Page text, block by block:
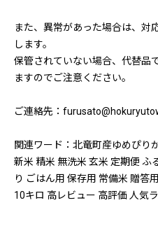
また、異常があった場合は、対
します。
保管されていない場合、代替品
ますのでご注意ください。
ご連絡先：
関連ワード：北竜町産ゆめぴり
新米 精米 無洗米 玄米 定期便 ふ
り ごはん用 保存用 常備米 贈答
10キロ 高レビュー 高評価 人気